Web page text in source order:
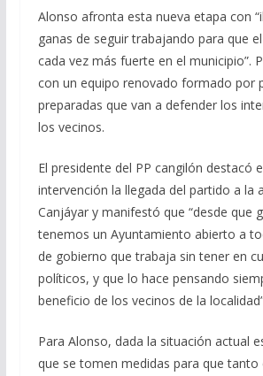
Alonso afronta esta nueva etapa con
ganas de seguir trabajando para que
cada vez más fuerte en el municipio”.
con un equipo renovado formado por
preparadas que van a defender los
los vecinos.
El presidente del PP cangilón destacó
intervención la llegada del partido a la
Canjáyar y manifestó que “desde que
tenemos un Ayuntamiento abierto a
de gobierno que trabaja sin tener en
políticos, y que lo hace pensando
beneficio de los vecinos de la
Para Alonso, dada la situación actual
que se tomen medidas para que tanto